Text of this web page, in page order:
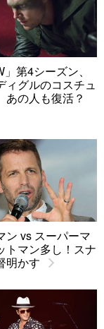
」第4シーズン、
ィグルのコスチュ
の人も復活？
ン vs スーパーマ
トマン多し！スナ
明かす